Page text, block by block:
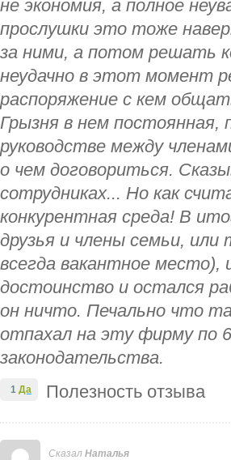
не экономия, а полное
прослушки это тоже
за ними, а потом решать
неудачно в этот момент
распоряжение с кем
Грызня в нем постоянная,
руководстве между
о чем договориться.
сотрудниках... Но как
конкурентная среда! В
друзья и члены семьи,
всегда вакантное
достоинство и остался
он ничто. Печально что
отпахал на эту фирму по
законодательства.
Полезность отзыва
1 Да
Сказал Наталья